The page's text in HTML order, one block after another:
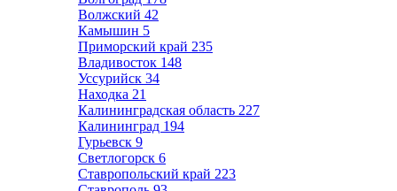
Волжский 42
Камышин 5
Приморский край 235
Владивосток 148
Уссурийск 34
Находка 21
Калининградская область 227
Калининград 194
Гурьевск 9
Светлогорск 6
Ставропольский край 223